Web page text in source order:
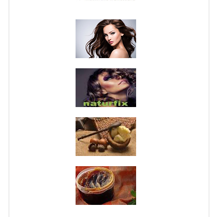
CONDIZIONI DI VENDITA
MAPPA DEL SITO
BUONO REGALO F.A.Q.
BUONI SCONTO
CANCELLA NEWSLETTER
BLOG
FREE-INFO
PIANTE
CORPO